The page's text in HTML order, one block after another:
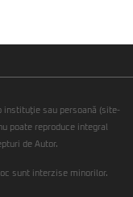
instituţie sau persoană (site-
poate reproduce integral
de Autor.
sunt interzise minorilor.